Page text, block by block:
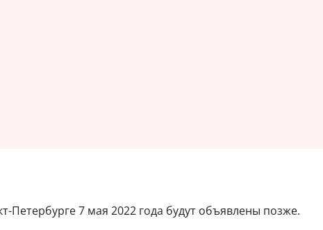
Петербурге 7 мая 2022 года будут объявлены позже.